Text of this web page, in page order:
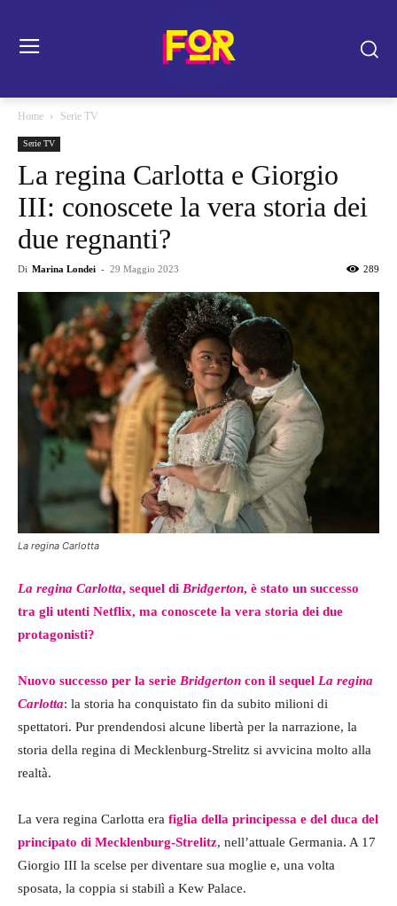
Home Serie TV
Serie TV
La regina Carlotta e Giorgio
III: conoscete la vera storia dei
due regnanti?
Di Marina Londei - 29 Maggio 2023 289
La regina Carlotta
La regina Carlotta, sequel di Bridgerton, è stato un successo
tra gli utenti Netflix, ma conoscete la vera storia dei due
protagonisti?
Nuovo successo per la serie Bridgerton con il sequel La regina
Carlotta: la storia ha conquistato fin da subito milioni di
spettatori. Pur prendendosi alcune libertà per la narrazione, la
storia della regina di Mecklenburg-Strelitz si avvicina molto alla
realtà.
La vera regina Carlotta era figlia della principessa e del duca del
principato di Mecklenburg-Strelitz, nell’attuale Germania. A 17
Giorgio III la scelse per diventare sua moglie e, una volta
sposata, la coppia si stabilì a Kew Palace.